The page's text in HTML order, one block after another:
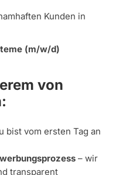
Kunden in
(m/w/d)
von
bist vom ersten Tag an
– wir
transparent